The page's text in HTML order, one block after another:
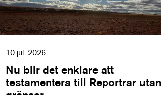
10 jul. 2026
Nu blir det enklare att
testamentera till Reportrar utan